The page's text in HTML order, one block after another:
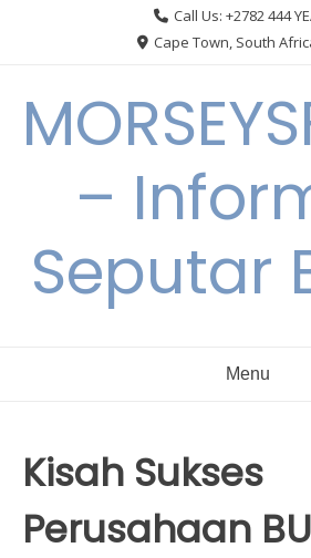
Call Us: +2782 444
Cape Town, South
–
Seputar
Menu
Kisah Sukses
Perusahaan